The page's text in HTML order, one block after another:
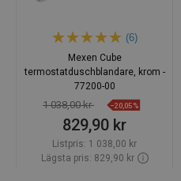
(6)
Mexen Cube
termostatduschblandare, krom -
77200-00
1 038,00 kr −20,05%
829,90 kr
Listpris: 1 038,00 kr
Lägsta pris: 829,90 kr